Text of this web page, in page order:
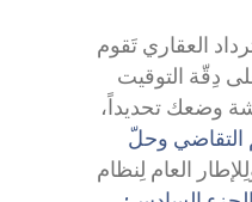
العقاري تَقوم
دِقّة التوقيت
وضعك تحديداً،
وحلّ
العام لِنظام